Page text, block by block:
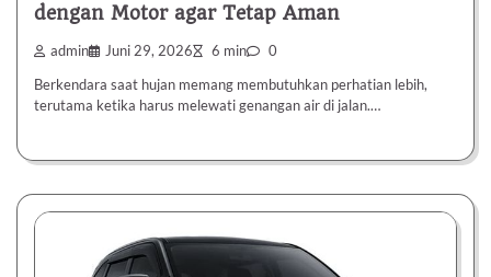
dengan Motor agar Tetap Aman
admin Juni 29, 2026 6 min 0
Berkendara saat hujan memang membutuhkan perhatian lebih,
terutama ketika harus melewati genangan air di jalan.…